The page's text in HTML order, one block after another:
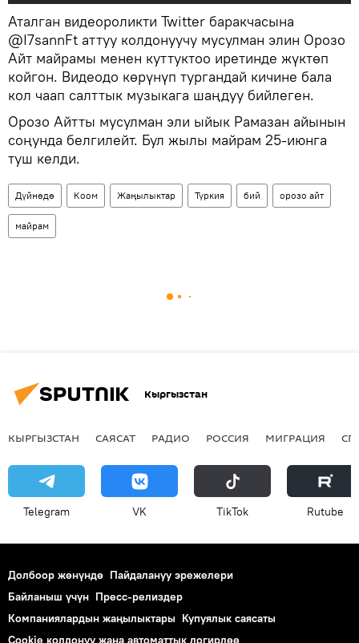
Аталган видеороликти Twitter баракчасына
@I7sannFt аттуу колдонуучу мусулман элин Орозо
Айт майрамы менен куттуктоо иретинде жүктөп
койгон. Видеодо көрүнүп тургандай кичине бала
кол чаап салттык музыкага шаңдуу бийлеген.
Орозо Айтты мусулман эли ыйык Рамазан айынын
соңунда белгилейт. Бул жылы майрам 25-июнга
туш келди.
Дүйнөдө Коом Жаңылыктар Түркия бий орозо айт
майрам
Кыргызстан
КЫРГЫЗСТАН САЯСАТ РАДИО РОССИЯ МИГРАЦИЯ
Telegram VK ТikТоk Rutube
Долбоор жөнүндө Пайдалануу эрежелери
Байланыш үчүн Пресс-релиздер
Компаниялардын жаңылыктары Купуялык саясаты
Cookie колдонуу жана автоматтык логирлөө